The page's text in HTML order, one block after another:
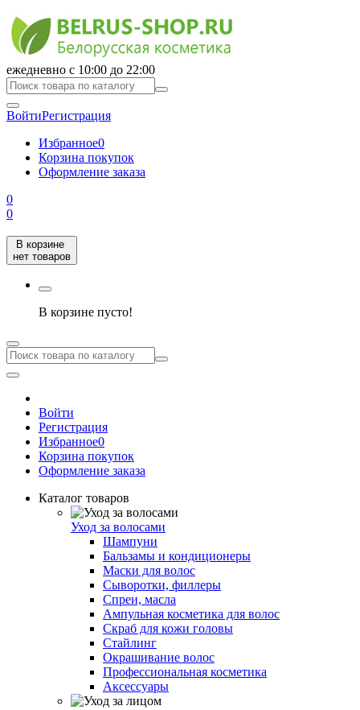
ежедневно с 10:00 до 22:00
ВойтиРегистрация
Избранное0
Корзина покупок
Оформление заказа
0
0
В корзине
нет товаров
В корзине пусто!
Войти
Регистрация
Избранное0
Корзина покупок
Оформление заказа
Каталог товаров
Уход за волосами
Шампуни
Бальзамы и кондиционеры
Маски для волос
Сыворотки, филлеры
Спреи, масла
Ампульная косметика для волос
Скраб для кожи головы
Стайлинг
Окрашивание волос
Профессиональная косметика
Аксессуары